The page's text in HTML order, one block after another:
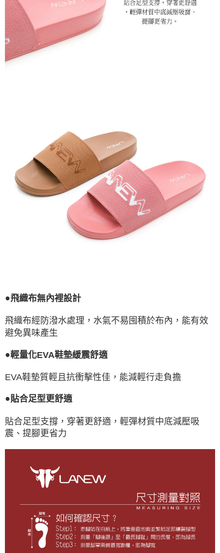
●飛織布無內裡設計
飛織布經防潑水處理，水氣不易囤積於布內，能有效
避免異味產生
●輕量化EVA鞋墊緩震舒適
EVA鞋墊質輕且抗衝擊性佳，能減輕行走負擔
●貼合足型更舒適
貼合足型支撐，穿著更舒適，輕彈材質中底減壓吸
震、提腳更省力